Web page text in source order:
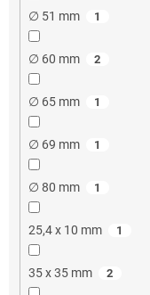
∅ 51 mm 1
∅ 60 mm 2
∅ 65 mm 1
∅ 69 mm 1
∅ 80 mm 1
25,4 x 10 mm 1
35 x 35 mm 2